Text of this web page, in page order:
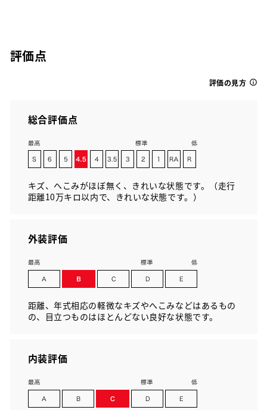
評価点
評価の見方
総合評価点
キズ、へこみがほぼ無く、きれいな状態です。（走行
距離10万キロ以内で、きれいな状態です。）
外装評価
距離、年式相応の軽微なキズやへこみなどはあるもの
の、目立つものはほとんどない良好な状態です。
内装評価